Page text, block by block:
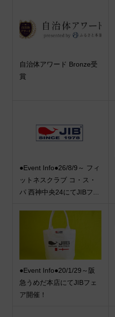
自治体アワード Bronze受
賞
●Event Info●26/8/9～ フィ
ットネスクラブ コ・ス・
パ 西神中央24にてJIBフ...
●Event Info●20/1/29～阪
急うめだ本店にてJIBフェ
ア開催！